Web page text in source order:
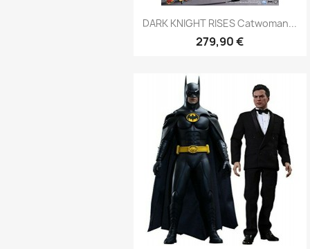
Aperçu rapide
DARK KNIGHT RISES Catwoman...
279,90 €